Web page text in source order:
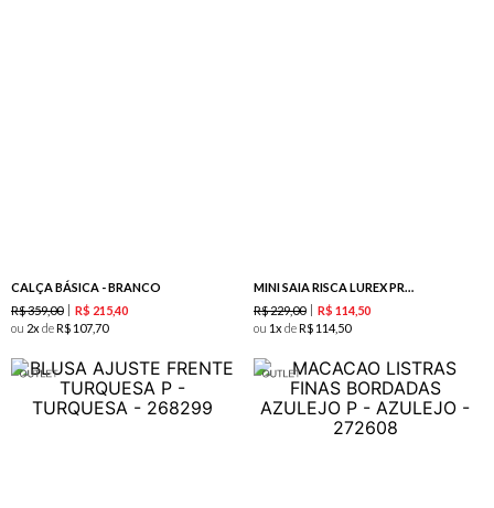
CALÇA BÁSICA - BRANCO
R$359,00 R$ 21540
ou 2 deR$ 10770
MINI SAIA RISCA LUREX PRETO / DOURADO
R$229,00 R$ 114 50
ou 1 deR$ 114 50